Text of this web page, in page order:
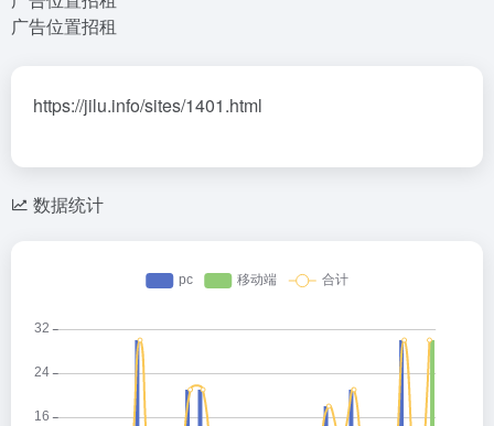
广告位置招租
https://jilu.info/sites/1401.html
数据统计